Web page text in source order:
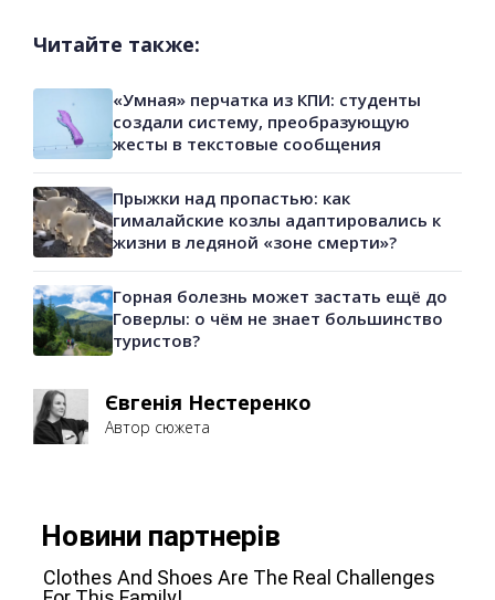
Читайте также:
«Умная» перчатка из КПИ: студенты
создали систему, преобразующую
жесты в текстовые сообщения
Прыжки над пропастью: как
гималайские козлы адаптировались к
жизни в ледяной «зоне смерти»?
Горная болезнь может застать ещё до
Говерлы: о чём не знает большинство
туристов?
Євгенія Нестеренко
Автор сюжета